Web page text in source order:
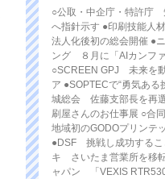
○公取・中企庁・特許庁
へ指針示す ●印刷技能人
法人化後初の総会開催 ●
ング ８月に「AIカンフ
○SCREEN GPJ 未来を
ア ●SOPTECで“勇気ある
城総会 佐藤支部長を再
刷屋さんのお仕事展 ○合
地域初のGODOプリンテ
●DSF 挑戦し成功するこ
キ さいたま営業所を移
ャパン 「VEXIS